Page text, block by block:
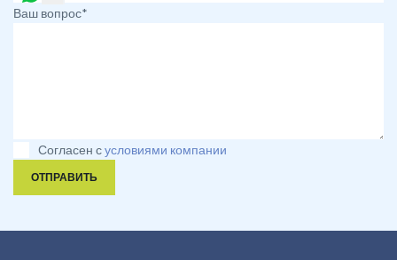
Ваш вопрос*
Согласен сусловиями компании
ОТПРАВИТЬ